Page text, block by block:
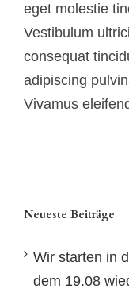
eget molestie
Vestibulum
consequat
adipiscing
Vivamus
Neueste Beiträge
Wir starten in
dem 19.08